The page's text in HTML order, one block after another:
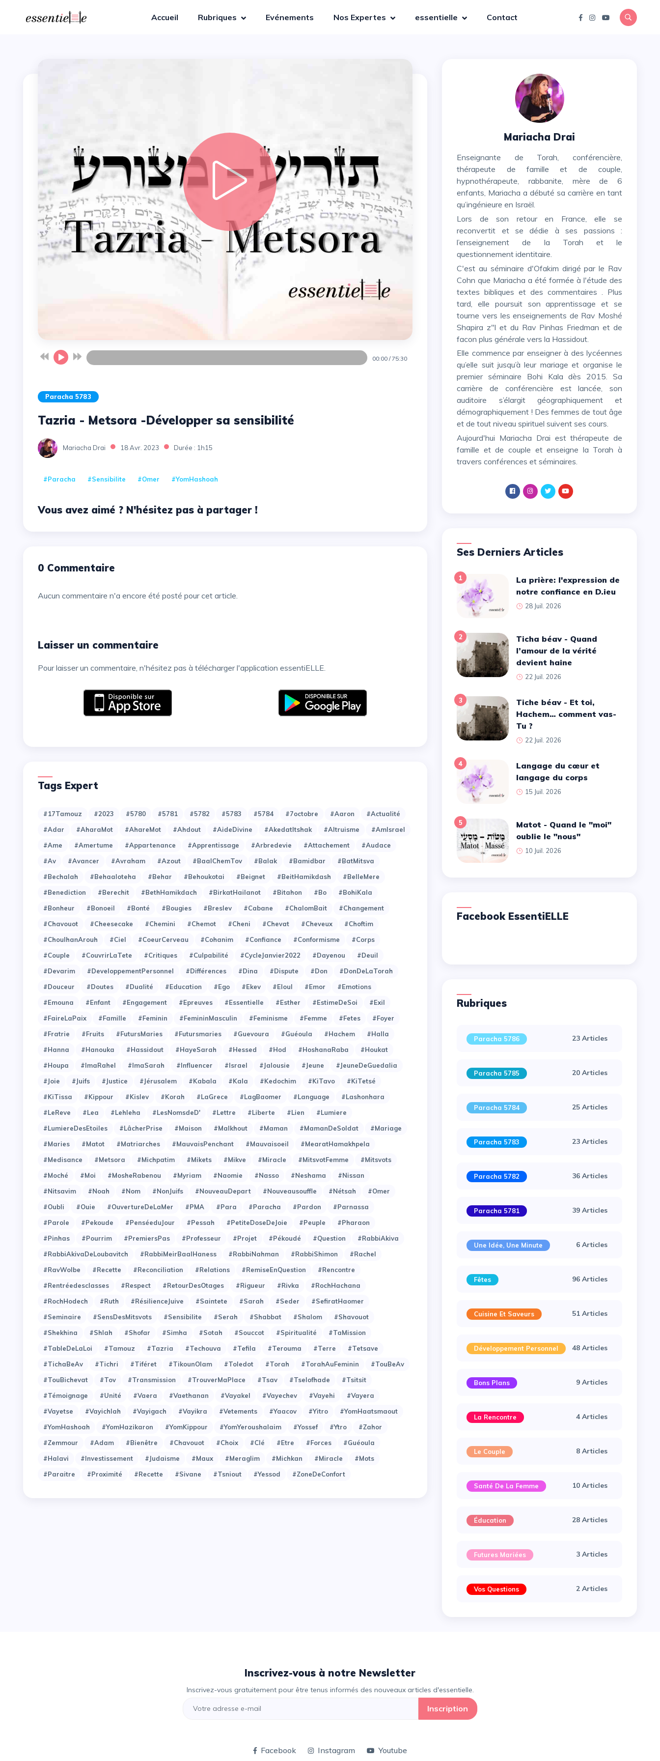
Accueil Rubriques Evénements Nos Expertes essentielle Contact
00:00 /75:30
Paracha 5783
Tazria - Metsora -Développer sa sensibilité
Mariacha Drai 18 Avr. 2023 Durée : 1h15
#Paracha #Sensibilite #Omer #YomHashoah
Vous avez aimé ? N'hésitez pas à partager !
0 Commentaire
Aucun commentaire n'a encore été posté pour cet article.
Laisser un commentaire
Pour laisser un commentaire, n'hésitez pas à télécharger l'application essentiELLE.
Tags Expert
#17Tamouz #2023 #5780 #5781 #5782 #5783 #5784 #7octobre #Aaron
#Actualité
#Adar
#AharaMot #AhareMot #Ahdout #AideDivine #AkedatItshak #Altruisme
#AmIsrael
#Ame
#Amertume #Appartenance #Apprentissage #Arbredevie #Attachement
#Audace
#Av
#Avancer #Avraham #Azout #BaalChemTov #Balak #Bamidbar
#BatMitsva
#Bechalah
#Behaaloteha #Behar #Behoukotai #Beignet #BeitHamikdash
#BelleMere
#Benediction
#Berechit #BethHamikdach #BirkatHailanot #Bitahon #Bo
#BohiKala
#Bonheur
#Bonoeil #Bonté #Bougies #Breslev #Cabane #ChalomBait
#Changement
#Chavouot
#Cheesecake #Chemini #Chemot #Cheni #Chevat #Cheveux
#Choftim
#ChoulhanArouh
#Ciel #CoeurCerveau #Cohanim #Confiance #Conformisme
#Corps
#Couple
#CouvrirLaTete #Critiques #Culpabilité #CycleJanvier2022 #Dayenou
#Deuil
#Devarim
#DeveloppementPersonnel #Différences #Dina #Dispute #Don
#DonDeLaTorah
#Douceur
#Doutes #Dualité #Education #Ego #Ekev #Eloul #Emor
#Emotions
#Emouna
#Enfant #Engagement #Epreuves #Essentielle #Esther #EstimeDeSoi
#Exil
#FaireLaPaix
#Famille #Feminin #FemininMasculin #Feminisme #Femme #Fetes
#Foyer
#Fratrie
#Fruits #FutursMaries #Futursmaries #Guevoura #Guéoula #Hachem
#Halla
#Hanna
#Hanouka #Hassidout #HayeSarah #Hessed #Hod #HoshanaRaba
#Houkat
#Houpa
#ImaRahel #ImaSarah #Influencer #Israel #Jalousie #Jeune
#JeuneDeGuedalia
#Joie
#Juifs #Justice #Jérusalem #Kabala #Kala #Kedochim #KiTavo
#KiTetsé
#KiTissa
#Kippour #Kislev #Korah #LaGrece #LagBaomer #Language
#Lashonhara
#LeReve
#Lea #Lehleha #LesNomsdeD' #Lettre #Liberte #Lien
#Lumiere
#LumiereDesEtoiles
#LâcherPrise #Maison #Malkhout #Maman #MamanDeSoldat
#Mariage
#Maries
#Matot #Matriarches #MauvaisPenchant #Mauvaisoeil
#MearatHamakhpela
#Medisance
#Metsora #Michpatim #Mikets #Mikve #Miracle #MitsvotFemme
#Mitsvots
#Moché
#Moi #MosheRabenou #Myriam #Naomie #Nasso #Neshama
#Nissan
#Nitsavim
#Noah #Nom #NonJuifs #NouveauDepart #Nouveausouffle #Nétsah
#Omer
#Oubli
#Ouie #OuvertureDeLaMer #PMA #Para #Paracha #Pardon
#Parnassa
#Parole
#Pekoude #PenséeduJour #Pessah #PetiteDoseDeJoie #Peuple
#Pharaon
#Pinhas
#Pourrim #PremiersPas #Professeur #Projet #Pékoudé #Question
#RabbiAkiva
#RabbiAkivaDeLoubavitch
#RabbiMeirBaalHaness #RabbiNahman #RabbiShimon
#Rachel
#RavWolbe
#Recette #Reconciliation #Relations #RemiseEnQuestion
#Rencontre
#Rentréedesclasses
#Respect #RetourDesOtages #Rigueur #Rivka
#RochHachana
#RochHodech
#Ruth #RésilienceJuive #Saintete #Sarah #Seder
#SefiratHaomer
#Seminaire
#SensDesMitsvots #Sensibilite #Serah #Shabbat #Shalom
#Shavouot
#Shekhina
#Shlah #Shofar #Simha #Sotah #Souccot #Spiritualité
#TaMission
#TableDeLaLoi
#Tamouz #Tazria #Techouva #Tefila #Terouma #Terre
#Tetsave
#TichaBeAv
#Tichri #Tiféret #TikounOlam #Toledot #Torah #TorahAuFeminin
#TouBeAv
#TouBichevat
#Tov #Transmission #TrouverMaPlace #Tsav #Tselofhade
#Tsitsit
#Témoignage
#Unité #Vaera #Vaethanan #Vayakel #Vayechev #Vayehi
#Vayera
#Vayetse
#Vayichlah #Vayigach #Vayikra #Vetements #Yaacov #Yitro
#YomHaatsmaout
#YomHashoah
#YomHazikaron #YomKippour #YomYeroushalaim #Yossef #Ytro
#Zahor
#Zemmour
#adam #bienêtre #chavouot #choix #clé #etre #forces
#guéoula
#halavi
#investissement #judaisme #maux #meraglim #michkan #miracle
#mots
#paraitre
#proximité #recette #sivane #tsniout #yessod #zoneDeConfort
Mariacha Drai
Enseignante de Torah, conférencière,
thérapeute de famille et de couple,
hypnothérapeute, rabbanite, mère de 6
enfants, Mariacha a débuté sa carrière en tant
qu’ingénieure en Israël.
Lors de son retour en France, elle se
reconvertit et se dédie à ses passions :
l’enseignement de la Torah et le
questionnement identitaire.
C'est au séminaire d'Ofakim dirigé par le Rav
Cohn que Mariacha a été formée à l'étude des
textes bibliques et des commentaires . Plus
tard, elle poursuit son apprentissage et se
tourne vers les enseignements de Rav Moshé
Shapira z"l et du Rav Pinhas Friedman et de
facon plus générale vers la Hassidout.
Elle commence par enseigner à des lycéennes
qu’elle suit jusqu’à leur mariage et organise le
premier séminaire Bohi Kala dès 2015. Sa
carrière de conférencière est lancée, son
auditoire s’élargit géographiquement et
démographiquement ! Des femmes de tout âge
et de tout niveau spirituel suivent ses cours.
Aujourd'hui Mariacha Drai est thérapeute de
famille et de couple et enseigne la Torah à
travers conférences et séminaires.
Ses Derniers Articles
1
La prière: l'expression de
notre confiance en D.ieu
28 Juil. 2026
2
Ticha béav - Quand
l’amour de la vérité
devient haine
22 Juil. 2026
3
Tiche béav - Et toi,
Hachem… comment vas-
Tu ?
22 Juil. 2026
4
Langage du cœur et
langage du corps
15 Juil. 2026
5
Matot - Quand le ''moi''
oublie le ''nous''
10 Juil. 2026
Facebook EssentiELLE
Rubriques
Paracha 5786 23 Articles
Paracha 5785 20 Articles
Paracha 5784 25 Articles
Paracha 5783 23 Articles
Paracha 5782 36 Articles
Paracha 5781 39 Articles
Une Idée, Une Minute 6 Articles
Fêtes 96 Articles
Cuisine Et Saveurs 51 Articles
Développement Personnel 48 Articles
Bons Plans 9 Articles
La Rencontre 4 Articles
Le Couple 8 Articles
Santé De La Femme 10 Articles
Éducation 28 Articles
Futures Mariées 3 Articles
Vos Questions 2 Articles
Inscrivez-vous à notre Newsletter
Inscrivez-vous gratuitement pour être tenus informés des nouveaux articles d'essentielle.
Inscription
Facebook Instagram Youtube